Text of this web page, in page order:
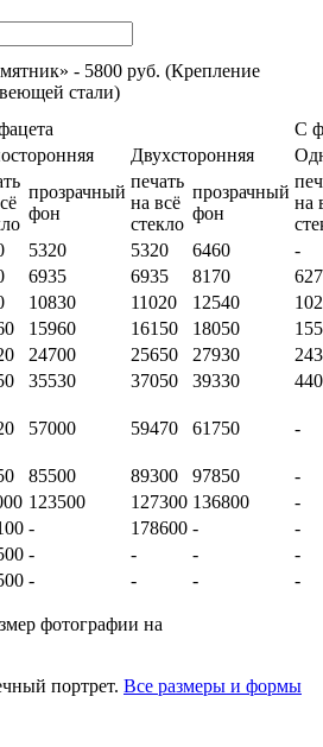
- 5800 руб. (Крепление
стали)
С
Двухсторонняя
прозрачный
фон
печать
на всё
стекло
прозрачный
фон
на
5320 5320 6460
-
6935 6935 8170
10830 11020 12540
15960 16150 18050
24700 25650 27930
35530 37050 39330
57000 59470 61750 -
85500 89300 97850
-
123500 127300 136800
-
- 178600 -
-
- - -
-
- - - -
фотографии на
портрет. Все размеры и формы